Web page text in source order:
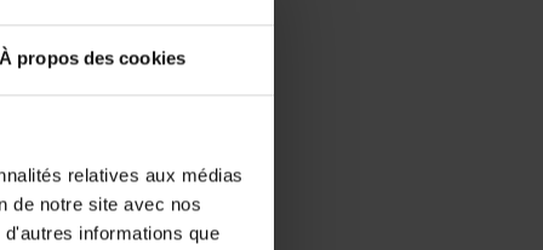
À propos des cookies
relatives aux médias
de notre site avec nos
informations que